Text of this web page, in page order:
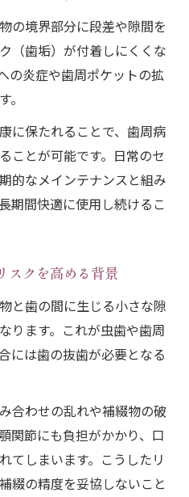
康寿命に直結する理由
選び方のポイントを解
びの関係性を知ろう
健康維持を実現する方
防ぐカギとなる要素
立つ補綴の極意とは
ブル予防の決め手にな
診が予防の基本となる
が歯周病リスクを下げる
る安心とその実例紹介
の境界部分に段差や隙間を
（歯垢）が付着しにくくな
の炎症や歯周ポケットの拡
に保たれることで、歯周病
ことが可能です。日常のセ
的なメインテナンスと組み
期間快適に使用し続けるこ
スクを高める背景
と歯の間に生じる小さな隙
ります。これが虫歯や歯周
には歯の抜歯が必要となる
合わせの乱れや補綴物の破
関節にも負担がかかり、口
てしまいます。こうしたリ
綴の精度を妥協しないこと